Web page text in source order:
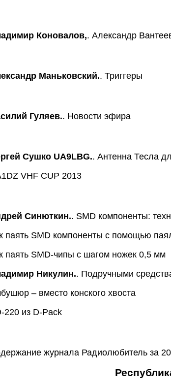
Коновалов,. Александр
Маньковский.. Триггеры
Гуляев.. Новости эфира
Сушко UA9LBG.. Антенна Тесла
VHF CUP 2013
Синюткин.. SMD компоненты:
паять SMD компоненты с помощью
паять SMD-чипы с шагом ножек 0,5 мм
Никулин.. Подручными
– вместо конского хвоста
220 из D-Pack
журнала Радиолюбитель за